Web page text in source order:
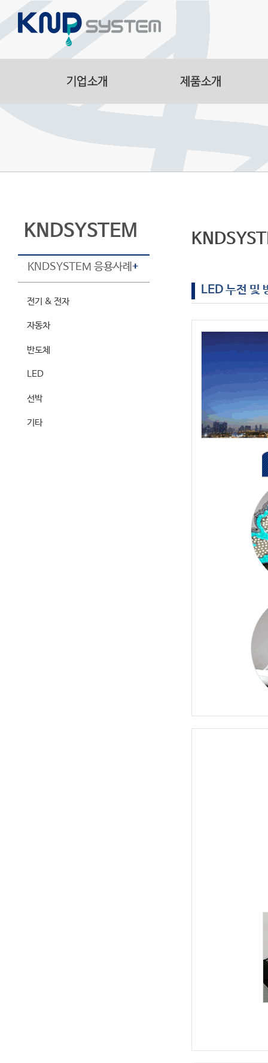
Manufacturing
Smart Logistics
KNDSYSTEM
KNDSYSTEM 응용사례 +
전기 & 전자
자동차
반도체
LED
선박
기타
LED 누전 및